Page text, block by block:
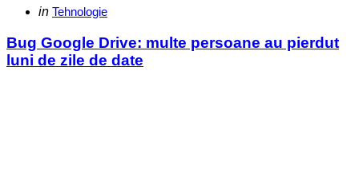
Categories
Posted
in Tehnologie
Bug Google Drive: multe persoane au pierdut
luni de zile de date